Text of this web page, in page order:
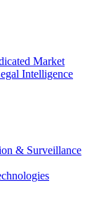
Market
Intelligence
& Surveillance